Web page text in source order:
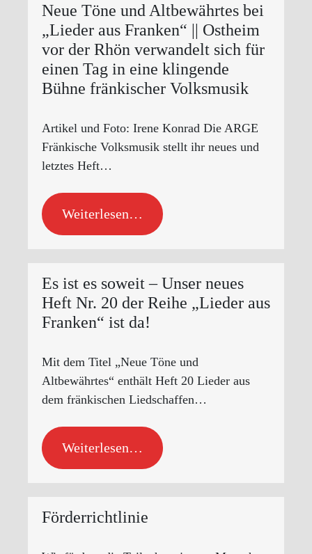
Neue Töne und Altbewährtes bei
„Lieder aus Franken“ || Ostheim
vor der Rhön verwandelt sich für
einen Tag in eine klingende
Bühne fränkischer Volksmusik
Artikel und Foto: Irene Konrad Die ARGE
Fränkische Volksmusik stellt ihr neues und
letztes Heft…
Weiterlesen…
Es ist es soweit – Unser neues
Heft Nr. 20 der Reihe „Lieder aus
Franken“ ist da!
Mit dem Titel „Neue Töne und
Altbewährtes“ enthält Heft 20 Lieder aus
dem fränkischen Liedschaffen…
Weiterlesen…
Förderrichtlinie